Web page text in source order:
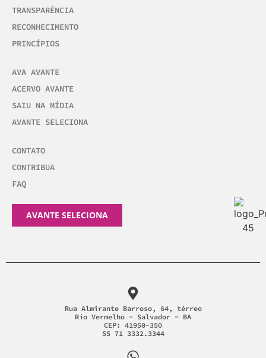
TRANSPARÊNCIA
RECONHECIMENTO
PRINCÍPIOS
AVA AVANTE
ACERVO AVANTE
SAIU NA MÍDIA
AVANTE SELECIONA
CONTATO
CONTRIBUA
FAQ
AVANTE SELECIONA
Rua Almirante Barroso, 64, térreo
Rio Vermelho - Salvador - BA
CEP: 41950-350
55 71 3332.3344